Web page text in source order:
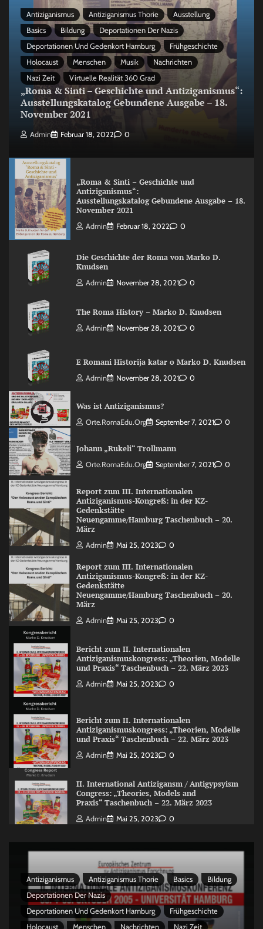
Antiziganismus Antiziganismus Thorie
Ausstellung
Basics
Bildung
Deportationen Der Nazis
Deportationen Und Gedenkort Hamburg
Frühgeschichte
Holocaust
Menschen Musik
Nachrichten
Nazi Zeit
Virtuelle Realität 360 Grad
„Roma & Sinti – Geschichte und Antiziganismus“:
Ausstellungskatalog Gebundene Ausgabe – 18.
November 2021
Admin Februar 18, 2022 0
„Roma & Sinti – Geschichte und
Antiziganismus“:
Ausstellungskatalog Gebundene Ausgabe – 18.
November 2021
Admin Februar 18, 2022 0
Die Geschichte der Roma von Marko D.
Knudsen
Admin November 28, 2021 0
The Roma History – Marko D. Knudsen
Admin November 28, 2021 0
E Romani Historija katar o Marko D. Knudsen
Admin November 28, 2021 0
Was ist Antiziganismus?
Orte.RomaEdu.org September 7, 2021 0
Johann „Rukeli“ Trollmann
Orte.RomaEdu.org September 7, 2021 0
Report zum III. Internationalen
Antiziganismus-Kongreß: in der KZ-
Gedenkstätte
Neuengamme/Hamburg Taschenbuch – 20.
März
Admin Mai 25, 2023 0
Report zum III. Internationalen
Antiziganismus-Kongreß: in der KZ-
Gedenkstätte
Neuengamme/Hamburg Taschenbuch – 20.
März
Admin Mai 25, 2023 0
Bericht zum II. Internationalen
Antiziganismuskongress: „Theorien, Modelle
und Praxis“ Taschenbuch – 22. März 2023
Admin Mai 25, 2023 0
Bericht zum II. Internationalen
Antiziganismuskongress: „Theorien, Modelle
und Praxis“ Taschenbuch – 22. März 2023
Admin Mai 25, 2023 0
II. International Antizigansm / Antigypsyism
Congress: „Theories, Models and
Praxis“ Taschenbuch – 22. März 2023
Admin Mai 25, 2023 0
Antiziganismus Antiziganismus Thorie Basics
Bildung
Deportationen Der Nazis
Deportationen Und Gedenkort Hamburg
Frühgeschichte
Holocaust
Menschen Nachrichten Nazi Zeit